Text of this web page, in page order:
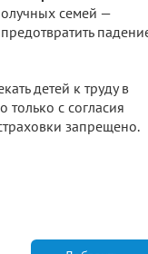
семей —
детей к труду в
с согласия
запрещено.